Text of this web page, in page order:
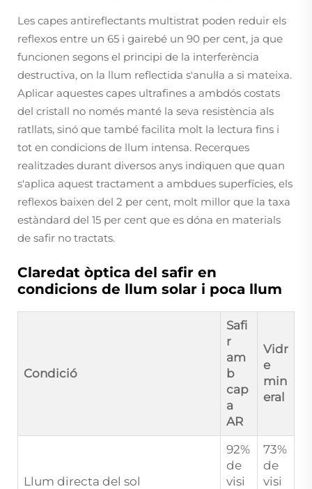
Les capes antireflectants multistrat poden reduir els
reflexos entre un 65 i gairebé un 90 per cent, ja que
funcionen segons el principi de la interferència
destructiva, on la llum reflectida s'anul·la a si mateixa.
Aplicar aquestes capes ultrafines a ambdós costats
del cristall no només manté la seva resistència als
ratllats, sinó que també facilita molt la lectura fins i
tot en condicions de llum intensa. Recerques
realitzades durant diversos anys indiquen que quan
s'aplica aquest tractament a ambdues superfícies, els
reflexos baixen del 2 per cent, molt millor que la taxa
estàndard del 15 per cent que es dóna en materials
de safir no tractats.
Claredat òptica del safir en
condicions de llum solar i poca llum
Condició
Safi
r
am
b
cap
a
AR
Vidr
e
min
eral
Llum directa del sol
92%
de
visi
73%
de
visi